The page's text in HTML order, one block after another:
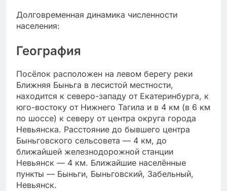
Долговременная динамика численности
населения:
География
Посёлок расположен на левом берегу реки
Ближняя Быньга в лесистой местности,
находится к северо-западу от Екатеринбурга, к
юго-востоку от Нижнего Тагила и в 4 км (в 6 км
по шоссе) к северу от центра округа города
Невьянска. Расстояние до бывшего центра
Быньговского сельсовета — 4 км, до
ближайшей железнодорожной станции
Невьянск — 4 км. Ближайшие населённые
пункты — Быньги, Быньговский, Забельный,
Невьянск.